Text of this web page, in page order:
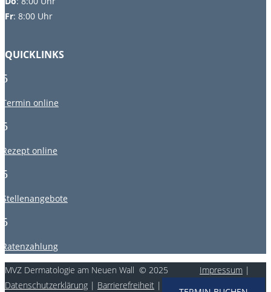
Fr: 8:00 Uhr
QUICKLINKS
5
Termin online
5
Rezept online
5
Stellenangebote
5
Ratenzahlung
MVZ Dermatologie am Neuen Wall © 2025 Impressum |
Datenschutzerklärung | Barrierefreiheit |